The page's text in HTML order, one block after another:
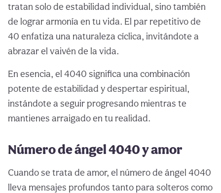
tratan solo de estabilidad individual, sino también
de lograr armonía en tu vida. El par repetitivo de
40 enfatiza una naturaleza cíclica, invitándote a
abrazar el vaivén de la vida.
En esencia, el 4040 significa una combinación
potente de estabilidad y despertar espiritual,
instándote a seguir progresando mientras te
mantienes arraigado en tu realidad.
Número de ángel 4040 y amor
Cuando se trata de amor, el número de ángel 4040
lleva mensajes profundos tanto para solteros como